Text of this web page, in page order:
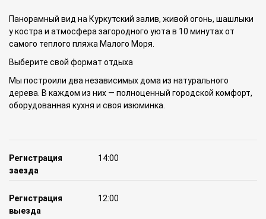
Панорамный вид на Куркутский залив, живой огонь, шашлыки
у костра и атмосфера загородного уюта в 10 минутах от
самого теплого пляжа Малого Моря.
Выберите свой формат отдыха
Мы построили два независимых дома из натурального
дерева. В каждом из них — полноценный городской комфорт,
оборудованная кухня и своя изюминка.
Регистрация
заезда
14:00
Регистрация
выезда
12:00